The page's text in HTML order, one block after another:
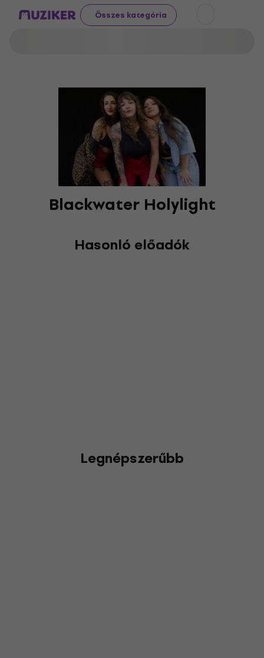
Összes kategória
Blackwater Holylight
Hasonló előadók
Legnépszerűbb